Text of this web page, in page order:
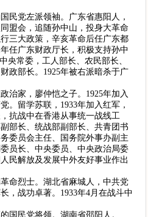
民党左派领袖。广东省惠阳人，
盟会，追随孙中山，投身大革命
三大政策，辛亥革命后任广东都
任广东财政厅长，积极支持孙中
央常委，工人部长、农民部长、
政部长。1925年被右派暗杀于广
治家，廖仲恺之子。1925年加入
。留学苏联，1933年加入红军，
抗战中在香港从事统一战线工
部长、统战部副部长、共青团书
委员会主任、国务院外事办副主
员长、中央委员、中央政治局委
民解放及发展中外友好事业作出
命烈士。湖北省麻城人，中共党
，战功卓著。1933年4月在战斗中
国民党将领。湖南省邵阳人。